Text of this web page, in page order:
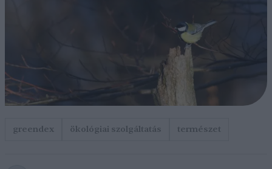
greendex ökológiai szolgáltatás természet